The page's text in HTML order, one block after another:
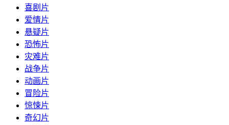
喜剧片
爱情片
悬疑片
恐怖片
灾难片
战争片
动画片
冒险片
惊悚片
奇幻片